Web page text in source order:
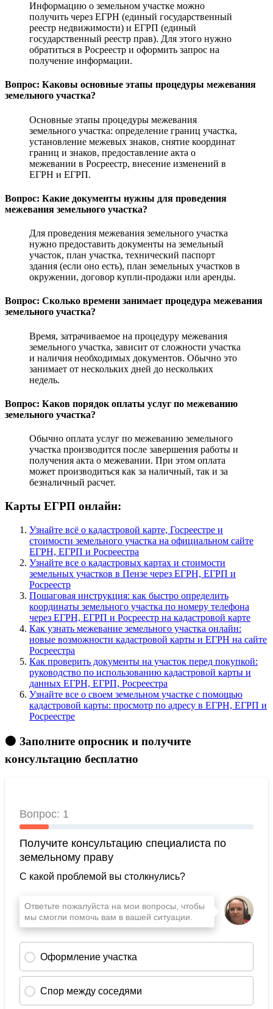
Информацию о земельном участке можно
получить через ЕГРН (единый государственный
реестр недвижимости) и ЕГРП (единый
государственный реестр прав). Для этого нужно
обратиться в Росреестр и оформить запрос на
получение информации.
Вопрос: Каковы основные этапы процедуры межевания
земельного участка?
Основные этапы процедуры межевания
земельного участка: определение границ участка,
установление межевых знаков, снятие координат
границ и знаков, предоставление акта о
межевании в Росреестр, внесение изменений в
ЕГРН и ЕГРП.
Вопрос: Какие документы нужны для проведения
межевания земельного участка?
Для проведения межевания земельного участка
нужно предоставить документы на земельный
участок, план участка, технический паспорт
здания (если оно есть), план земельных участков в
окружении, договор купли-продажи или аренды.
Вопрос: Сколько времени занимает процедура межевания
земельного участка?
Время, затрачиваемое на процедуру межевания
земельного участка, зависит от сложности участка
и наличия необходимых документов. Обычно это
занимает от нескольких дней до нескольких
недель.
Вопрос: Каков порядок оплаты услуг по межеванию
земельного участка?
Обычно оплата услуг по межеванию земельного
участка производится после завершения работы и
получения акта о межевании. При этом оплата
может производиться как за наличный, так и за
безналичный расчет.
Карты ЕГРП онлайн:
Узнайте всё о кадастровой карте, Госреестре и
стоимости земельного участка на официальном сайте
ЕГРН, ЕГРП и Росреестра
Узнайте все о кадастровых картах и стоимости
земельных участков в Пензе через ЕГРН, ЕГРП и
Росреестр
Пошаговая инструкция: как быстро определить
координаты земельного участка по номеру телефона
через ЕГРН, ЕГРП и Росреестр на кадастровой карте
Как узнать межевание земельного участка онлайн:
новые возможности кадастровой карты и ЕГРН на сайте
Росреестра
Как проверить документы на участок перед покупкой:
руководство по использованию кадастровой карты и
данных ЕГРН, ЕГРП, Росреестра
Узнайте все о своем земельном участке с помощью
кадастровой карты: просмотр по адресу в ЕГРН, ЕГРП и
Росреестре
🟠 Заполните опросник и получите
консультацию бесплатно